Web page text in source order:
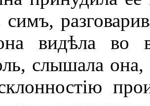
симъ,
видѣла во
слышала